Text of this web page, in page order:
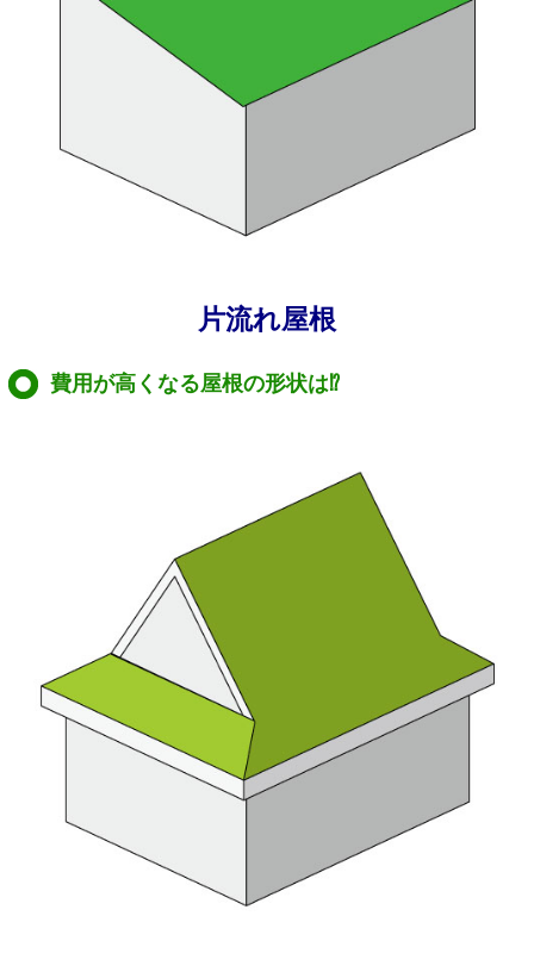
片流れ屋根
費用が高くなる屋根の形状は⁉